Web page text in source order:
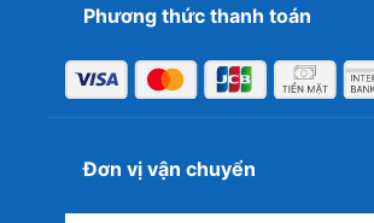
Phương thức thanh toán
Đơn vị vận chuyển